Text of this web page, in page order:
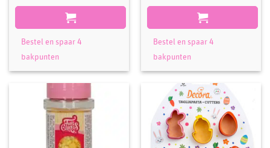
Bestel en spaar 4
bakpunten
Bestel en spaar 4
bakpunten